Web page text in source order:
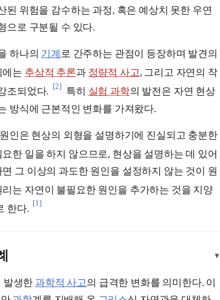
된 위험을 감수하는 과정, 혹은 예상치 못한 우연
으로 구분될 수 있다.
하나의 기계 로 간주하는 관점이 등장하며 발견의
에는 추상적 추론과 정량적 사고, 그리고 자연의 작
조되었다.
[2]
특히 실험 과학의 발전은 자연 현상
방식에 근본적인 변화를 가져왔다.
인은 현상의 외형을 설명하기에 진실되고 충분한
한 일을 하지 않으므로, 현상을 설명하는 데 있어
그 이상의 과도한 원인을 설정하지 않는 것이 원
리는 자연이 불필요한 원인을 추가하는 것을 지양
한다.
[1]
▾
발생한 과학적 사고의 급격한 변화를 의미한다. 이